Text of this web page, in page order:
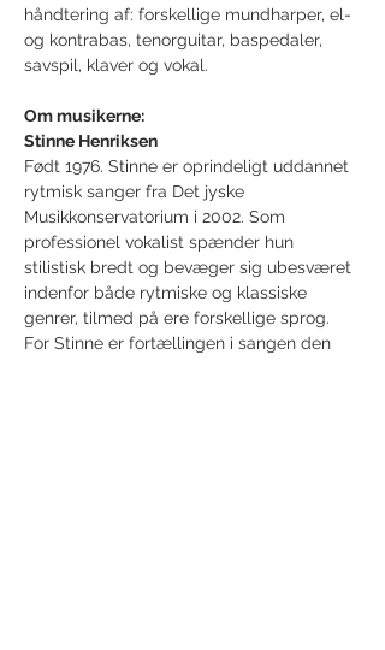
håndtering af: forskellige mundharper, el-
og kontrabas, tenorguitar, baspedaler,
savspil, klaver og vokal.
Om musikerne:
Stinne Henriksen
Født 1976. Stinne er oprindeligt uddannet
rytmisk sanger fra Det jyske
Musikkonservatorium i 2002. Som
professionel vokalist spænder hun
stilistisk bredt og bevæger sig ubesværet
indenfor både rytmiske og klassiske
genrer, tilmed på ere forskellige sprog.
For Stinne er fortællingen i sangen den